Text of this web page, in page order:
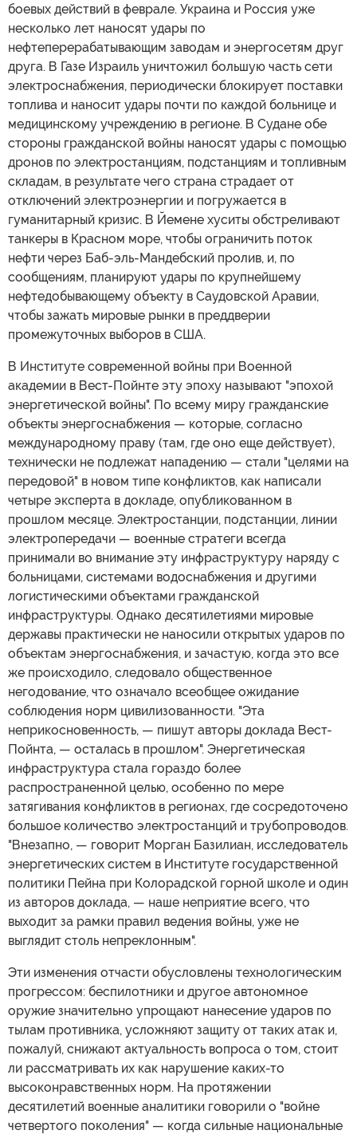
боевых действий в феврале. Украина и Россия уже
несколько лет наносят удары по
нефтеперерабатывающим заводам и энергосетям друг
друга. В Газе Израиль уничтожил большую часть сети
электроснабжения, периодически блокирует поставки
топлива и наносит удары почти по каждой больнице и
медицинскому учреждению в регионе. В Судане обе
стороны гражданской войны наносят удары с помощью
дронов по электростанциям, подстанциям и топливным
складам, в результате чего страна страдает от
отключений электроэнергии и погружается в
гуманитарный кризис. В Йемене хуситы обстреливают
танкеры в Красном море, чтобы ограничить поток
нефти через Баб-эль-Мандебский пролив, и, по
сообщениям, планируют удары по крупнейшему
нефтедобывающему объекту в Саудовской Аравии,
чтобы зажать мировые рынки в преддверии
промежуточных выборов в США.
В Институте современной войны при Военной
академии в Вест-Пойнте эту эпоху называют "эпохой
энергетической войны". По всему миру гражданские
объекты энергоснабжения — которые, согласно
международному праву (там, где оно еще действует),
технически не подлежат нападению — стали "целями на
передовой" в новом типе конфликтов, как написали
четыре эксперта в докладе, опубликованном в
прошлом месяце. Электростанции, подстанции, линии
электропередачи — военные стратеги всегда
принимали во внимание эту инфраструктуру наряду с
больницами, системами водоснабжения и другими
логистическими объектами гражданской
инфраструктуры. Однако десятилетиями мировые
державы практически не наносили открытых ударов по
объектам энергоснабжения, и зачастую, когда это все
же происходило, следовало общественное
негодование, что означало всеобщее ожидание
соблюдения норм цивилизованности. "Эта
неприкосновенность, — пишут авторы доклада Вест-
Пойнта, — осталась в прошлом". Энергетическая
инфраструктура стала гораздо более
распространенной целью, особенно по мере
затягивания конфликтов в регионах, где сосредоточено
большое количество электростанций и трубопроводов.
"Внезапно, — говорит Морган Базилиан, исследователь
энергетических систем в Институте государственной
политики Пейна при Колорадской горной школе и один
из авторов доклада, — наше неприятие всего, что
выходит за рамки правил ведения войны, уже не
выглядит столь непреклонным".
Эти изменения отчасти обусловлены технологическим
прогрессом: беспилотники и другое автономное
оружие значительно упрощают нанесение ударов по
тылам противника, усложняют защиту от таких атак и,
пожалуй, снижают актуальность вопроса о том, стоит
ли рассматривать их как нарушение каких-то
высоконравственных норм. На протяжении
десятилетий военные аналитики говорили о "войне
четвертого поколения" — когда сильные национальные